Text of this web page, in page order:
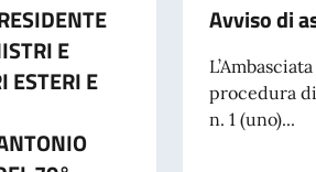
E
ESTERI E
Avviso di
procedura
n. 1 (uno)...